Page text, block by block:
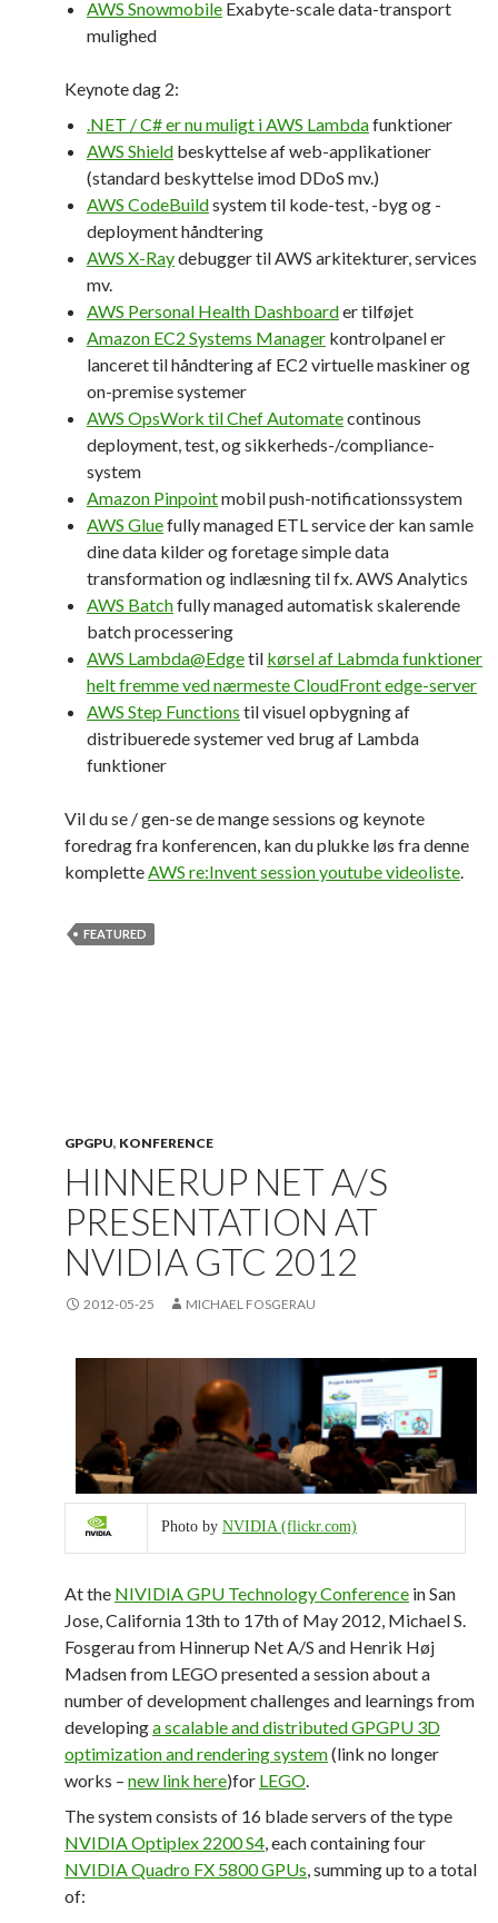
AWS Snowmobile Exabyte-scale data-transport
mulighed
Keynote dag 2:
.NET / C# er nu muligt i AWS Lambdafunktioner
AWS Shield beskyttelse af web-applikationer
(standard beskyttelse imod DDoS mv.)
AWS CodeBuildsystem til kode-test, -byg og -
deployment håndtering
AWS X-Raydebugger til AWS arkitekturer, services
mv.
AWS Personal Health Dashboarder tilføjet
Amazon EC2 Systems Manager kontrolpanel er
lanceret til håndtering af EC2 virtuelle maskiner og
on-premise systemer
AWS OpsWork til Chef Automatecontinous
deployment, test, og sikkerheds-/compliance-
system
Amazon Pinpointmobil push-notificationssystem
AWS Gluefully managed ETL service der kan samle
dine data kilder og foretage simple data
transformation og indlæsning til fx. AWS Analytics
AWS Batchfully managed automatisk skalerende
batch processering
AWS Lambda@Edgetil kørsel af Labmda funktioner
helt fremme ved nærmeste CloudFront edge-server
AWS Step Functions til visuel opbygning af
distribuerede systemer ved brug af Lambda
funktioner
Vil du se / gen-se de mange sessions og keynote
foredrag fra konferencen, kan du plukke løs fra denne
kompletteAWS re:Invent session youtube videoliste.
FEATURED
GPGPU, KONFERENCE
HINNERUP NET A/S
PRESENTATION AT
NVIDIA GTC 2012
2012-05-25 MICHAEL FOSGERAU
Photo by NVIDIA (flickr.com)
At the NIVIDIA GPU Technology Conference in San
Jose, California 13th to 17th of May 2012, Michael S.
Fosgerau from Hinnerup Net A/S and Henrik Høj
Madsen from LEGO presented a session about a
number of development challenges and learnings from
developinga scalable and distributed GPGPU 3D
optimization and rendering system(link no longer
works – new link here)for LEGO
The system consists of 16 blade servers of the type
NVIDIA Optiplex 2200 S4 , each containing four
NVIDIA Quadro FX 5800 GPUs , summing up to a total
of: